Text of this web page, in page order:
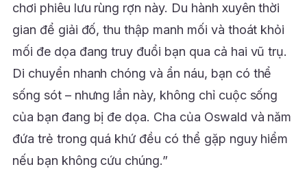
chơi phiêu lưu rùng rợn này. Du hành xuyên thời
gian để giải đố, thu thập manh mối và thoát khỏi
mối đe dọa đang truy đuổi bạn qua cả hai vũ trụ.
Di chuyển nhanh chóng và ẩn náu, bạn có thể
sống sót – nhưng lần này, không chỉ cuộc sống
của bạn đang bị đe dọa. Cha của Oswald và năm
đứa trẻ trong quá khứ đều có thể gặp nguy hiểm
nếu bạn không cứu chúng.”